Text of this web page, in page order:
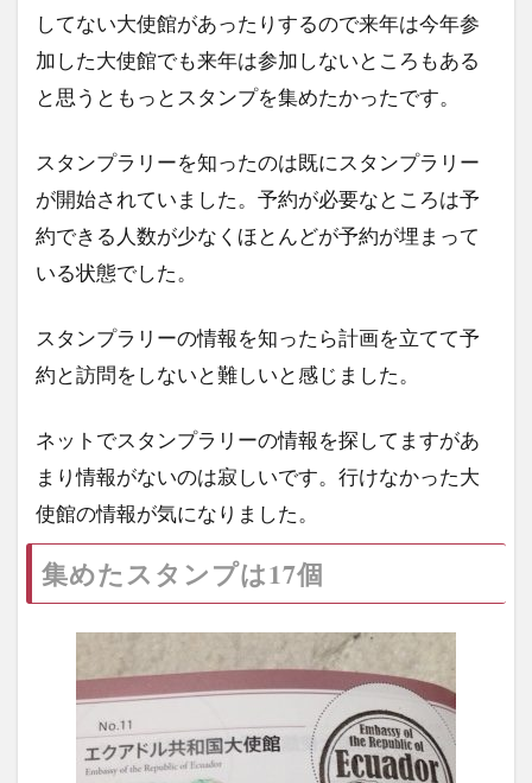
してない大使館があったりするので来年は今年参
加した大使館でも来年は参加しないところもある
と思うともっとスタンプを集めたかったです。
スタンプラリーを知ったのは既にスタンプラリー
が開始されていました。予約が必要なところは予
約できる人数が少なくほとんどが予約が埋まって
いる状態でした。
スタンプラリーの情報を知ったら計画を立てて予
約と訪問をしないと難しいと感じました。
ネットでスタンプラリーの情報を探してますがあ
まり情報がないのは寂しいです。行けなかった大
使館の情報が気になりました。
集めたスタンプは17個